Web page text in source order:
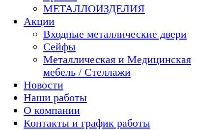
МЕТАЛЛОИЗДЕЛИЯ
Акции
Входные металлические двери
Сейфы
Металлическая и Медицинская
мебель / Стеллажи
Новости
Наши работы
О компании
Контакты и график работы